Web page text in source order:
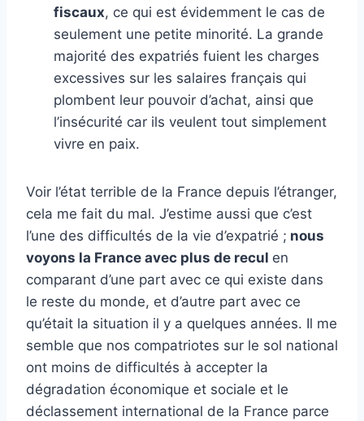
fiscaux, ce qui est évidemment le cas de
seulement une petite minorité. La grande
majorité des expatriés fuient les charges
excessives sur les salaires français qui
plombent leur pouvoir d’achat, ainsi que
l’insécurité car ils veulent tout simplement
vivre en paix.
Voir l’état terrible de la France depuis l’étranger,
cela me fait du mal. J’estime aussi que c’est
l’une des difficultés de la vie d’expatrié ; nous
voyons la France avec plus de recul en
comparant d’une part avec ce qui existe dans
le reste du monde, et d’autre part avec ce
qu’était la situation il y a quelques années. Il me
semble que nos compatriotes sur le sol national
ont moins de difficultés à accepter la
dégradation économique et sociale et le
déclassement international de la France parce